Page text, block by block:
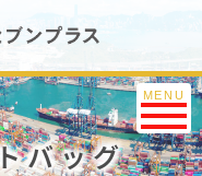
Toggle
MENU
バッグ